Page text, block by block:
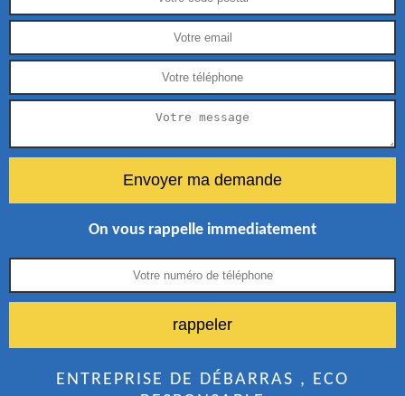
On vous rappelle immediatement
ENTREPRISE DE DÉBARRAS , ECO